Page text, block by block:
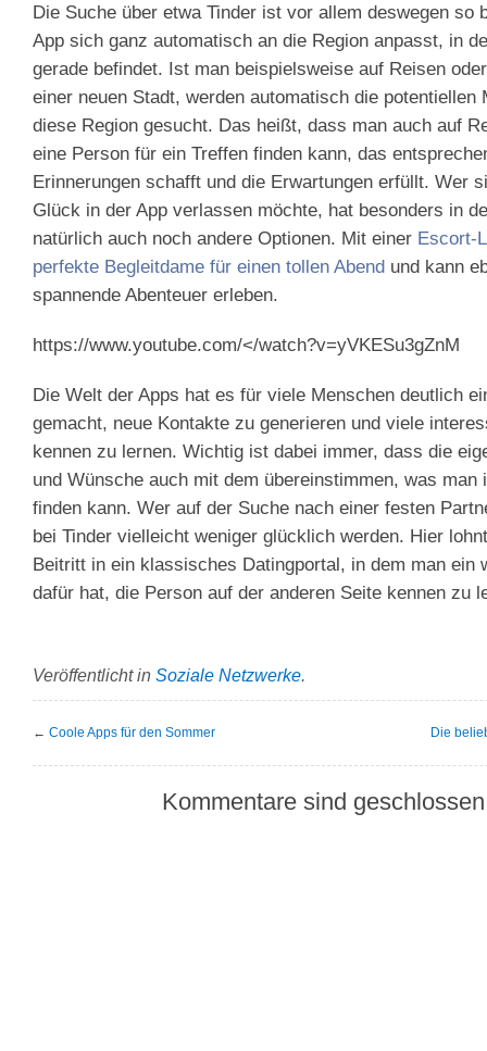
Die Suche über etwa Tinder ist vor allem deswegen so
App sich ganz automatisch an die Region anpasst, in
gerade befindet. Ist man beispielsweise auf Reisen
einer neuen Stadt, werden automatisch die potentiellen
diese Region gesucht. Das heißt, dass man auch auf
eine Person für ein Treffen finden kann, das
Erinnerungen schafft und die Erwartungen erfüllt. Wer
Glück in der App verlassen möchte, hat besonders in
natürlich auch noch andere Optionen. Mit einer Escort-
perfekte Begleitdame für einen tollen Abend und kann
spannende Abenteuer erleben.
https://www.youtube.com/</watch?v=yVKESu3gZnM
Die Welt der Apps hat es für viele Menschen deutlich
gemacht, neue Kontakte zu generieren und viele
kennen zu lernen. Wichtig ist dabei immer, dass die
und Wünsche auch mit dem übereinstimmen, was man
finden kann. Wer auf der Suche nach einer festen
bei Tinder vielleicht weniger glücklich werden. Hier
Beitritt in ein klassisches Datingportal, in dem man ein
dafür hat, die Person auf der anderen Seite kennen zu
Veröffentlicht in Soziale Netzwerke.
← Coole Apps für den Sommer Die
Kommentare sind